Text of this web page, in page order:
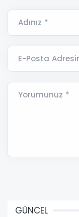
Adınız *
E-Posta
Yorumunuz *
GÜNCEL